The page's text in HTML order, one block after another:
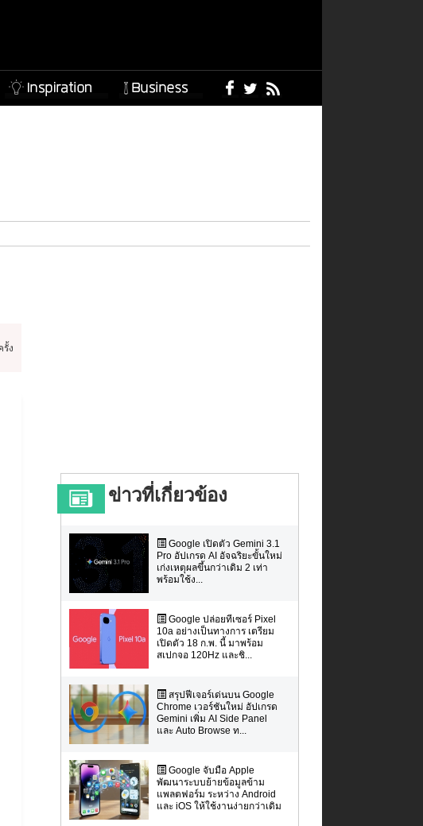
รั้ง
ข่าวที่เกี่ยวข้อง
Google เปิดตัว Gemini 3.1
Pro อัปเกรด AI อัจฉริยะขั้นใหม่
เก่งเหตุผลขึ้นกว่าเดิม 2 เท่า
พร้อมใช้ง...
Google ปล่อยทีเซอร์ Pixel
10a อย่างเป็นทางการ เตรียม
เปิดตัว 18 ก.พ. นี้ มาพร้อม
สเปกจอ 120Hz และชิ...
สรุปฟีเจอร์เด่นบน Google
Chrome เวอร์ชันใหม่ อัปเกรด
Gemini เพิ่ม AI Side Panel
และ Auto Browse ท...
Google จับมือ Apple
พัฒนาระบบย้ายข้อมูลข้าม
แพลตฟอร์ม ระหว่าง Android
และ iOS ให้ใช้งานง่ายกว่าเดิม